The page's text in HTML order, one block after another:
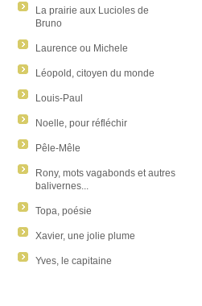
La prairie aux Lucioles de
Bruno
Laurence ou Michele
Léopold, citoyen du monde
Louis-Paul
Noelle, pour réfléchir
Pêle-Mêle
Rony, mots vagabonds et autres
balivernes...
Topa, poésie
Xavier, une jolie plume
Yves, le capitaine